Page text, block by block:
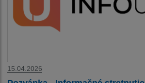
15.04.2026